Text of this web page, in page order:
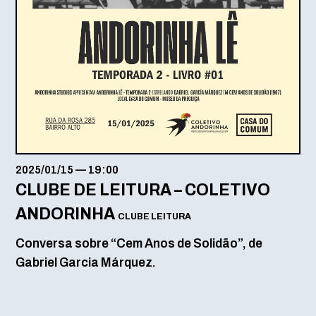
2025/01/15 — 19:00
CLUBE DE LEITURA – COLETIVO
ANDORINHA CLUBE LEITURA
Conversa sobre “Cem Anos de Solidão”, de
Gabriel Garcia Márquez.